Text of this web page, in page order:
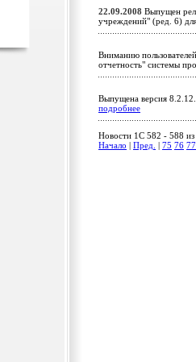
22.09.2008 Выпущен
учреждений" (ред. 6)
Вниманию
отчетность" системы
Выпущена версия
подробнее
Новости 1C 582 - 588
Начало
Пред. 75 76 77